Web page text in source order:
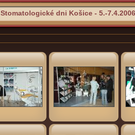
Stomatologické dni Košice - 5.-7.4.2006